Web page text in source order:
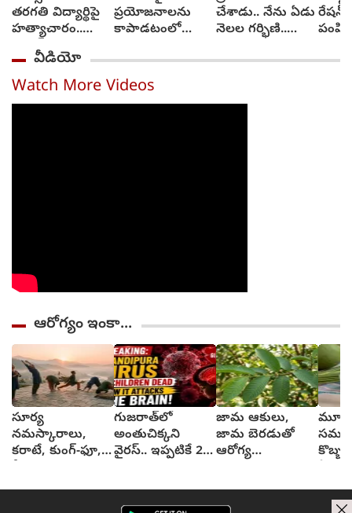
తరగతి విద్యార్థిపై
హత్యాచారం..
ఫంక్షన్‌కు వెళ్లిన
తల్లి.. మంచంపై
విగతజీవిగా..?
ప్రయోజనాలను
కాపాడటంలో
వైఎస్ జగన్
చేశాడు.. నేను ఏడు
నెలల గర్భిణి..
(video)
రేషన్
వీడియో
Watch More Videos
ఆరోగ్యం ఇంకా...
సూర్య
నమస్కారాలు,
కరాటే, కుంగ్-ఫూ,
గుజరాత్‌లో
అంతుచిక్కని
వైరస్.. ఇప్పటికే 22
జామ ఆకులు,
జామ బెరడుతో
ఆరోగ్య